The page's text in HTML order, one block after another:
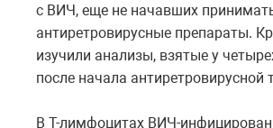
с ВИЧ, еще не начавших
антиретровирусные препараты.
изучили анализы, взятые у
после начала антиретровирусной
В Т-лимфоцитах ВИЧ-